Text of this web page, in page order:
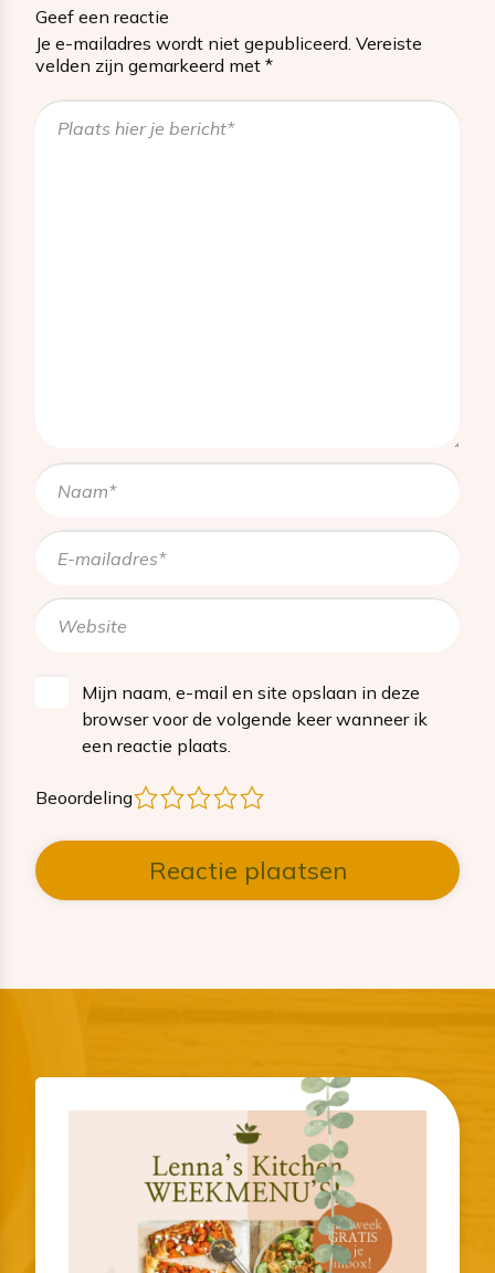
Geef een reactie
Je e-mailadres wordt niet gepubliceerd. Vereiste
velden zijn gemarkeerd met *
Mijn naam, e-mail en site opslaan in deze
browser voor de volgende keer wanneer ik
een reactie plaats.
Beoordeling 4
3
2
1